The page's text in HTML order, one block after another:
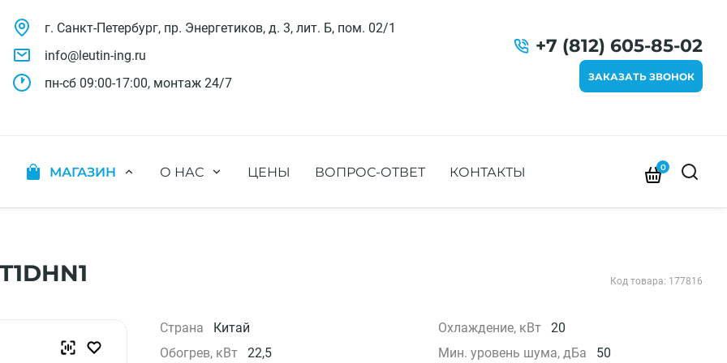
г. Санкт-Петербург, пр. Энергетиков, д. 3, лит. Б, пом. 02/1
info@leutin-ing.ru
пн-сб 09:00-17:00, монтаж 24/7
+7 (812) 605-85-02
ЗАКАЗАТЬ ЗВОНОК
МАГАЗИН
Кассетные кондиционеры
Напольно-потолочные кондиционеры
Колонные кондиционеры
О НАС
Вакансии
ЦЕНЫ ВОПРОС-ОТВЕТ КОНТАКТЫ 0
Код товара: 177816
Страна Китай Охлаждение, кВт
20
Обогрев, кВт
22,5 Мин. уровень шума, дБа
50